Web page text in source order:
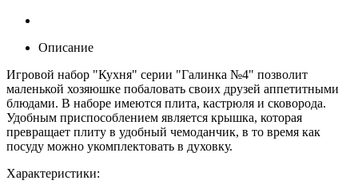
Описание
Игровой набор "Кухня" серии "Галинка №4" позволит
маленькой хозяюшке побаловать своих друзей аппетитными
блюдами. В наборе имеются плита, кастрюля и сковорода.
Удобным приспособлением является крышка, которая
превращает плиту в удобный чемоданчик, в то время как
посуду можно укомплектовать в духовку.
Характеристики: